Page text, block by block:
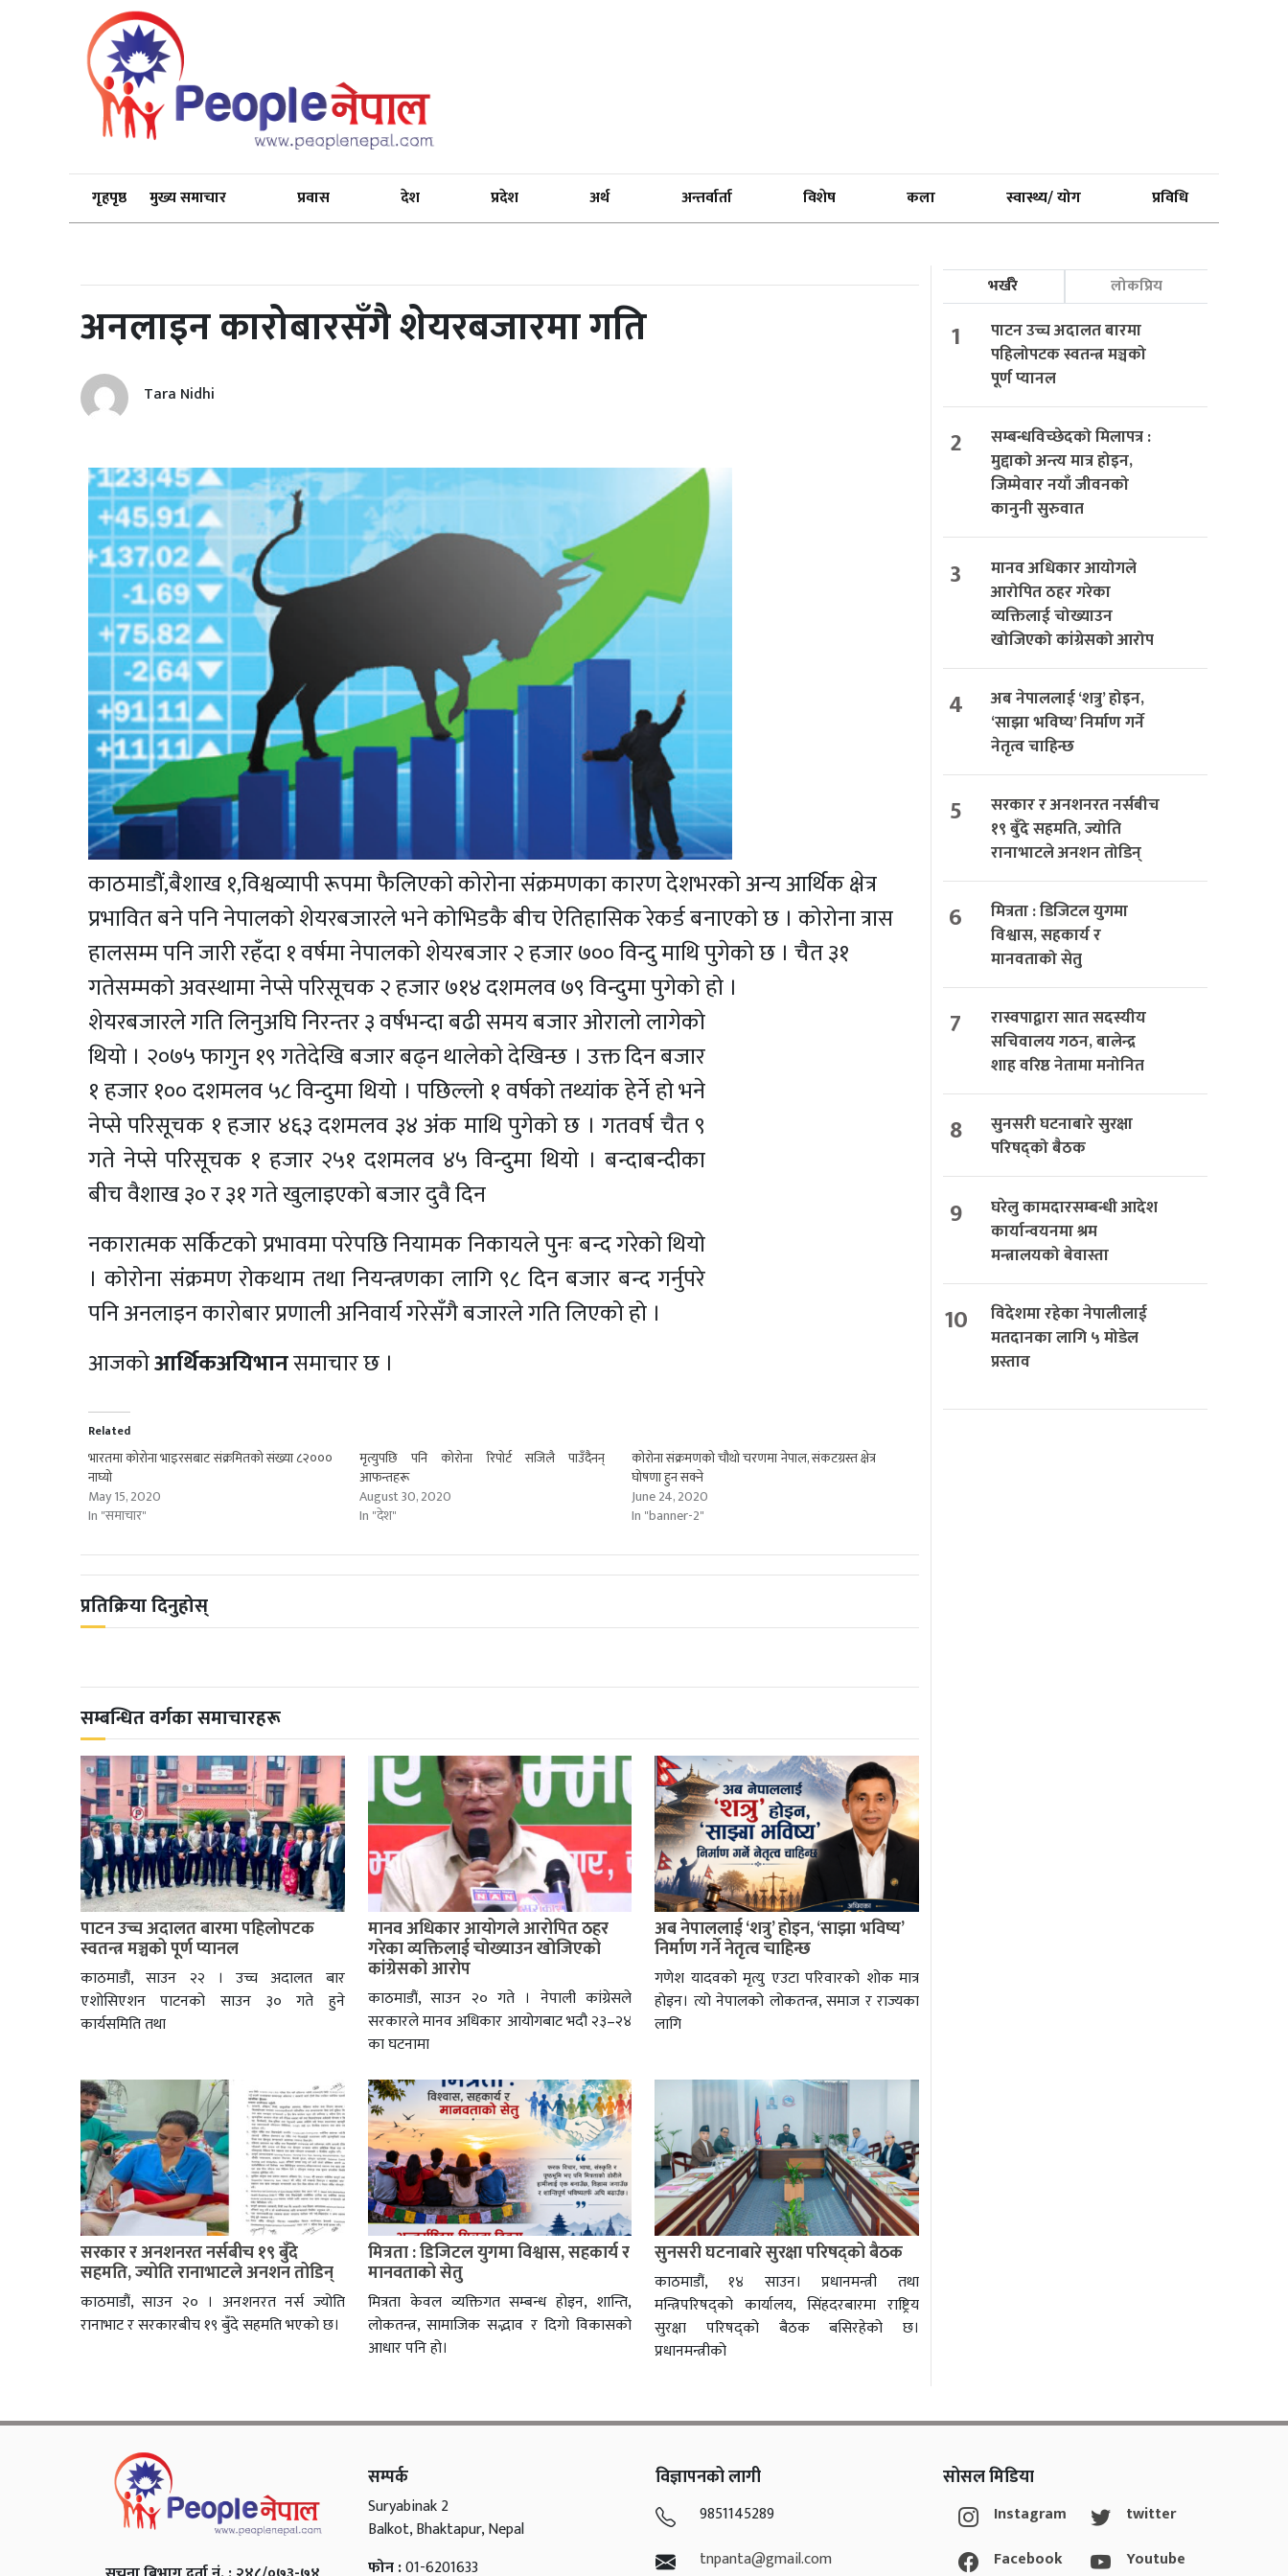
गृहपृष्ठ मुख्य समाचार प्रवास देश प्रदेश अर्थ अन्तर्वार्ता विशेष कला स्वास्थ्य/ योग प्रविधि
अनलाइन कारोबारसँगै शेयरबजारमा गति
Tara Nidhi
काठमाडौं,बैशाख १,विश्वव्यापी रूपमा फैलिएको कोरोना संक्रमणका कारण देशभरको अन्य आर्थिक क्षेत्र
प्रभावित बने पनि नेपालको शेयरबजारले भने कोभिडकै बीच ऐतिहासिक रेकर्ड बनाएको छ । कोरोना त्रास
हालसम्म पनि जारी रहँदा १ वर्षमा नेपालको शेयरबजार २ हजार ७०० विन्दु माथि पुगेको छ । चैत ३१
गतेसम्मको अवस्थामा नेप्से परिसूचक २ हजार ७१४ दशमलव ७९ विन्दुमा पुगेको हो ।
शेयरबजारले गति लिनुअघि निरन्तर ३ वर्षभन्दा बढी समय बजार ओरालो लागेको
थियो । २०७५ फागुन १९ गतेदेखि बजार बढ्न थालेको देखिन्छ । उक्त दिन बजार
१ हजार १०० दशमलव ५८ विन्दुमा थियो । पछिल्लो १ वर्षको तथ्यांक हेर्ने हो भने
नेप्से परिसूचक १ हजार ४६३ दशमलव ३४ अंक माथि पुगेको छ । गतवर्ष चैत ९
गते नेप्से परिसूचक १ हजार २५१ दशमलव ४५ विन्दुमा थियो । बन्दाबन्दीका
बीच वैशाख ३० र ३१ गते खुलाइएको बजार दुवै दिन
नकारात्मक सर्किटको प्रभावमा परेपछि नियामक निकायले पुनः बन्द गरेको थियो
। कोरोना संक्रमण रोकथाम तथा नियन्त्रणका लागि ९८ दिन बजार बन्द गर्नुपरे
पनि अनलाइन कारोबार प्रणाली अनिवार्य गरेसँगै बजारले गति लिएको हो ।
आजकोआर्थिकअयिभानसमाचार छ ।
Related
भारतमा कोरोना भाइरसबाट संक्रमितको संख्या ८२०००
नाघ्यो
May 15, 2020
In "समाचार"
मृत्युपछि पनि कोरोना रिपोर्ट सजिलै पाउँदैनन्
आफन्तहरू
August 30, 2020
In "देश"
कोरोना संक्रमणको चौथो चरणमा नेपाल, संकटग्रस्त क्षेत्र
घोषणा हुन सक्ने
June 24, 2020
In "banner-2"
प्रतिक्रिया दिनुहोस्
सम्बन्धित वर्गका समाचारहरू
पाटन उच्च अदालत बारमा पहिलोपटक
स्वतन्त्र मञ्चको पूर्ण प्यानल
काठमाडौं, साउन २२ । उच्च अदालत बार
एशोसिएशन पाटनको साउन ३० गते हुने
कार्यसमिति तथा
मानव अधिकार आयोगले आरोपित ठहर
गरेका व्यक्तिलाई चोख्याउन खोजिएको
कांग्रेसको आरोप
काठमाडौं, साउन २० गते । नेपाली कांग्रेसले
सरकारले मानव अधिकार आयोगबाट भदौ २३–२४
का घटनामा
अब नेपाललाई ‘शत्रु’ होइन, ‘साझा भविष्य’
निर्माण गर्ने नेतृत्व चाहिन्छ
गणेश यादवको मृत्यु एउटा परिवारको शोक मात्र
होइन। त्यो नेपालको लोकतन्त्र, समाज र राज्यका
लागि
सरकार र अनशनरत नर्सबीच १९ बुँदे
सहमति, ज्योति रानाभाटले अनशन तोडिन्
काठमाडौं, साउन २० । अनशनरत नर्स ज्योति
रानाभाट र सरकारबीच १९ बुँदे सहमति भएको छ।
मित्रता : डिजिटल युगमा विश्वास, सहकार्य र
मानवताको सेतु
मित्रता केवल व्यक्तिगत सम्बन्ध होइन, शान्ति,
लोकतन्त्र, सामाजिक सद्भाव र दिगो विकासको
आधार पनि हो।
सुनसरी घटनाबारे सुरक्षा परिषद्को बैठक
काठमाडौं, १४ साउन। प्रधानमन्त्री तथा
मन्त्रिपरिषद्को कार्यालय, सिंहदरबारमा राष्ट्रिय
सुरक्षा परिषद्को बैठक बसिरहेको छ।
प्रधानमन्त्रीको
भर्खरै लोकप्रिय
1
पाटन उच्च अदालत बारमा
पहिलोपटक स्वतन्त्र मञ्चको
पूर्ण प्यानल
2
सम्बन्धविच्छेदको मिलापत्र :
मुद्दाको अन्त्य मात्र होइन,
जिम्मेवार नयाँ जीवनको
कानुनी सुरुवात
3
मानव अधिकार आयोगले
आरोपित ठहर गरेका
व्यक्तिलाई चोख्याउन
खोजिएको कांग्रेसको आरोप
4
अब नेपाललाई ‘शत्रु’ होइन,
‘साझा भविष्य’ निर्माण गर्ने
नेतृत्व चाहिन्छ
5
सरकार र अनशनरत नर्सबीच
१९ बुँदे सहमति, ज्योति
रानाभाटले अनशन तोडिन्
6
मित्रता : डिजिटल युगमा
विश्वास, सहकार्य र
मानवताको सेतु
7
रास्वपाद्वारा सात सदस्यीय
सचिवालय गठन, बालेन्द्र
शाह वरिष्ठ नेतामा मनोनित
8
सुनसरी घटनाबारे सुरक्षा
परिषद्को बैठक
9
घरेलु कामदारसम्बन्धी आदेश
कार्यान्वयनमा श्रम
मन्त्रालयको बेवास्ता
10
विदेशमा रहेका नेपालीलाई
मतदानका लागि ५ मोडेल
प्रस्ताव
सम्पर्क
Suryabinak 2
Balkot, Bhaktapur, Nepal
फोन :01-6201633
विज्ञापनको लागी
9851145289
tnpanta@gmail.com
सोसल मिडिया
Instagram
Facebook
twitter
Youtube